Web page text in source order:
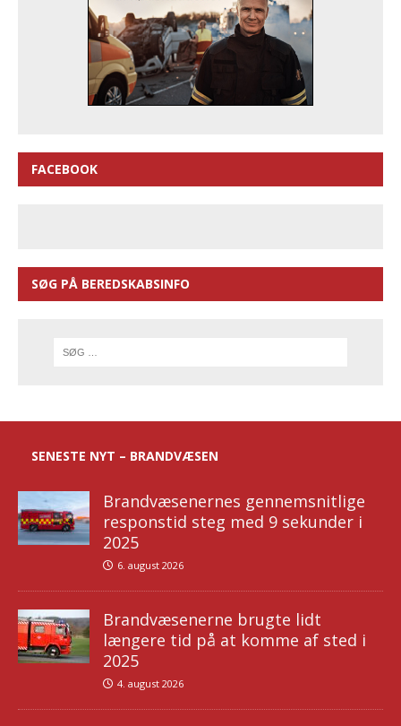
FACEBOOK
SØG PÅ BEREDSKABSINFO
SENESTE NYT – BRANDVÆSEN
Brandvæsenernes gennemsnitlige
responstid steg med 9 sekunder i
2025
6. august 2026
Brandvæsenerne brugte lidt
længere tid på at komme af sted i
2025
4. august 2026